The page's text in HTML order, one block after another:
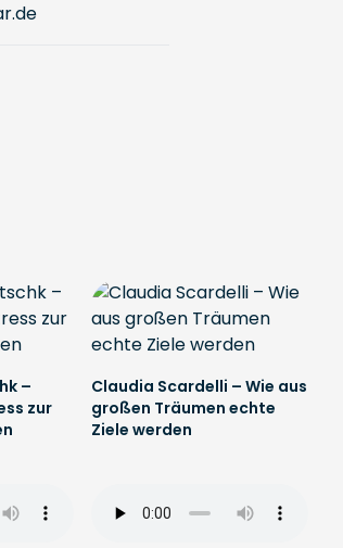
–
zur
Claudia Scardelli – Wie aus
großen Träumen echte
Ziele werden